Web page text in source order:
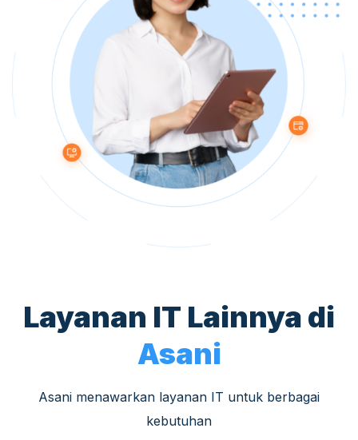
Layanan IT Lainnya di
Asani
Asani menawarkan layanan IT untuk berbagai
kebutuhan